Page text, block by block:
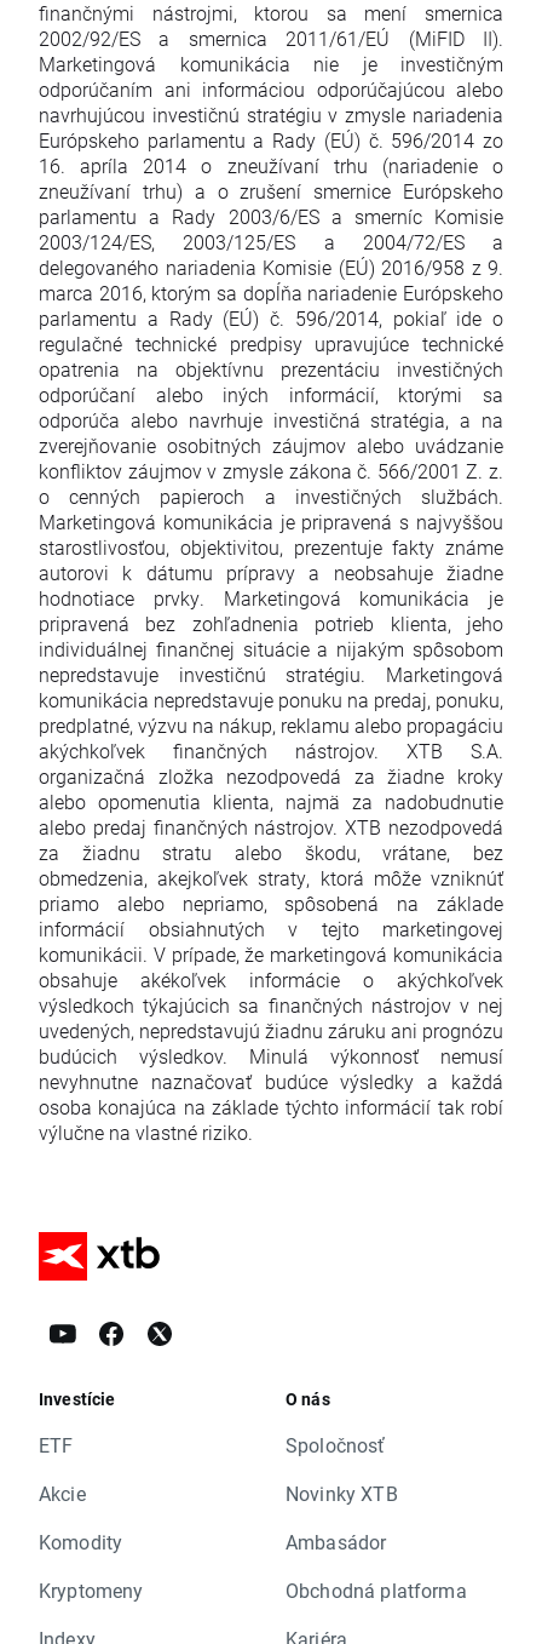
finančnými nástrojmi, ktorou sa mení smernica
2002/92/ES a smernica 2011/61/EÚ (MiFID II).
Marketingová komunikácia nie je investičným
odporúčaním ani informáciou odporúčajúcou alebo
navrhujúcou investičnú stratégiu v zmysle nariadenia
Európskeho parlamentu a Rady (EÚ) č. 596/2014 zo
16. apríla 2014 o zneužívaní trhu (nariadenie o
zneužívaní trhu) a o zrušení smernice Európskeho
parlamentu a Rady 2003/6/ES a smerníc Komisie
2003/124/ES, 2003/125/ES a 2004/72/ES a
delegovaného nariadenia Komisie (EÚ) 2016/958 z 9.
marca 2016, ktorým sa dopĺňa nariadenie Európskeho
parlamentu a Rady (EÚ) č. 596/2014, pokiaľ ide o
regulačné technické predpisy upravujúce technické
opatrenia na objektívnu prezentáciu investičných
odporúčaní alebo iných informácií, ktorými sa
odporúča alebo navrhuje investičná stratégia, a na
zverejňovanie osobitných záujmov alebo uvádzanie
konfliktov záujmov v zmysle zákona č. 566/2001 Z. z.
o cenných papieroch a investičných službách.
Marketingová komunikácia je pripravená s najvyššou
starostlivosťou, objektivitou, prezentuje fakty známe
autorovi k dátumu prípravy a neobsahuje žiadne
hodnotiace prvky. Marketingová komunikácia je
pripravená bez zohľadnenia potrieb klienta, jeho
individuálnej finančnej situácie a nijakým spôsobom
nepredstavuje investičnú stratégiu. Marketingová
komunikácia nepredstavuje ponuku na predaj, ponuku,
predplatné, výzvu na nákup, reklamu alebo propagáciu
akýchkoľvek finančných nástrojov. XTB S.A.
organizačná zložka nezodpovedá za žiadne kroky
alebo opomenutia klienta, najmä za nadobudnutie
alebo predaj finančných nástrojov. XTB nezodpovedá
za žiadnu stratu alebo škodu, vrátane, bez
obmedzenia, akejkoľvek straty, ktorá môže vzniknúť
priamo alebo nepriamo, spôsobená na základe
informácií obsiahnutých v tejto marketingovej
komunikácii. V prípade, že marketingová komunikácia
obsahuje akékoľvek informácie o akýchkoľvek
výsledkoch týkajúcich sa finančných nástrojov v nej
uvedených, nepredstavujú žiadnu záruku ani prognózu
budúcich výsledkov. Minulá výkonnosť nemusí
nevyhnutne naznačovať budúce výsledky a každá
osoba konajúca na základe týchto informácií tak robí
výlučne na vlastné riziko.
Investície
ETF
Akcie
Komodity
Kryptomeny
Indexy
O nás
Spoločnosť
Novinky XTB
Ambasádor
Obchodná platforma
Kariéra